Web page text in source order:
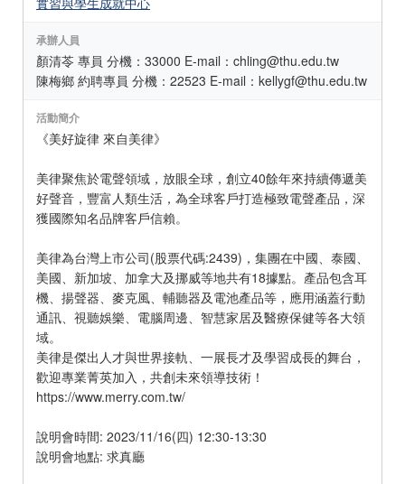
承辦人員
顏清苓 專員 分機：33000 E-mail：chling@thu.edu.tw
陳梅鄉 約聘專員 分機：22523 E-mail：kellygf@thu.edu.tw
活動簡介
《美好旋律 來自美律》
美律聚焦於電聲領域，放眼全球，創立40餘年來持續傳遞美
好聲音，豐富人類生活，為全球客戶打造極致電聲產品，深
獲國際知名品牌客戶信賴。
美律為台灣上市公司(股票代碼:2439)，集團在中國、泰國、
美國、新加坡、加拿大及挪威等地共有18據點。產品包含耳
機、揚聲器、麥克風、輔聽器及電池產品等，應用涵蓋行動
通訊、視聽娛樂、電腦周邊、智慧家居及醫療保健等各大領
域。
美律是傑出人才與世界接軌、一展長才及學習成長的舞台，
歡迎專業菁英加入，共創未來領導技術！
https://www.merry.com.tw/
說明會時間: 2023/11/16(四) 12:30-13:30
說明會地點: 求真廳